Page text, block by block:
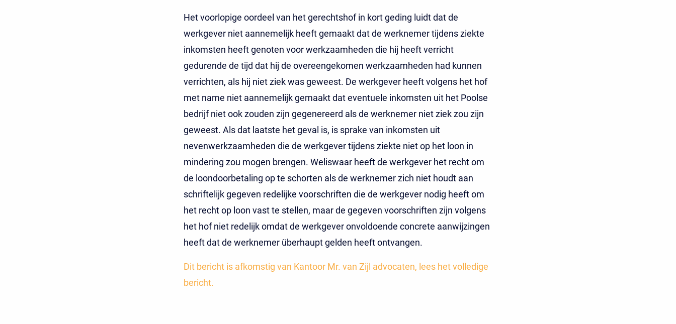
Het voorlopige oordeel van het gerechtshof in kort geding luidt dat de
werkgever niet aannemelijk heeft gemaakt dat de werknemer tijdens ziekte
inkomsten heeft genoten voor werkzaamheden die hij heeft verricht
gedurende de tijd dat hij de overeengekomen werkzaamheden had kunnen
verrichten, als hij niet ziek was geweest. De werkgever heeft volgens het hof
met name niet aannemelijk gemaakt dat eventuele inkomsten uit het Poolse
bedrijf niet ook zouden zijn gegenereerd als de werknemer niet ziek zou zijn
geweest. Als dat laatste het geval is, is sprake van inkomsten uit
nevenwerkzaamheden die de werkgever tijdens ziekte niet op het loon in
mindering zou mogen brengen. Weliswaar heeft de werkgever het recht om
de loondoorbetaling op te schorten als de werknemer zich niet houdt aan
schriftelijk gegeven redelijke voorschriften die de werkgever nodig heeft om
het recht op loon vast te stellen, maar de gegeven voorschriften zijn volgens
het hof niet redelijk omdat de werkgever onvoldoende concrete aanwijzingen
heeft dat de werknemer überhaupt gelden heeft ontvangen.
Dit bericht is afkomstig van Kantoor Mr. van Zijl advocaten, lees het volledige
bericht.